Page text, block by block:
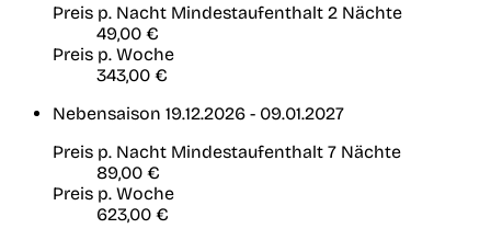
Preis p. Nacht Mindestaufenthalt 2 Nächte
49,00 €
Preis p. Woche
343,00 €
Nebensaison 19.12.2026 - 09.01.2027
Preis p. Nacht Mindestaufenthalt 7 Nächte
89,00 €
Preis p. Woche
623,00 €